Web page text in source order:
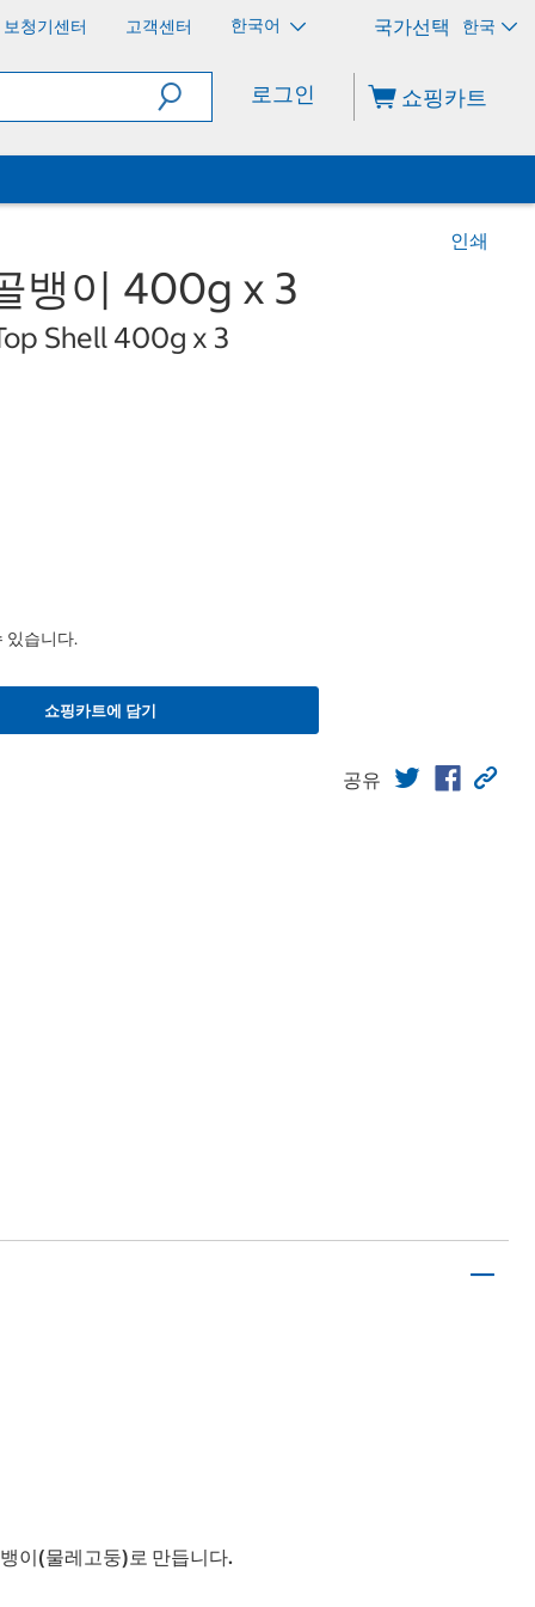
보청기센터 고객센터 한국어 한국
로그인 쇼핑카트
인쇄
뱅이 400g x 3
Shell 400g x 3
있습니다.
쇼핑카트에 담기
공유
이(물레고둥)로 만듭니다.